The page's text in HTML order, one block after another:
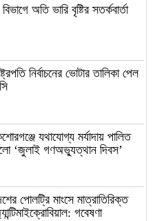
অতি ভারি বৃষ্টির সতর্কবার্তা
নির্বাচনের ভোটার তালিকা পেল
যথাযোগ্য মর্যাদায় পালিত
‘জুলাই গণঅভ্যুত্থান দিবস’
পোলট্রি মাংসে মাত্রাতিরিক্ত
গবেষণা